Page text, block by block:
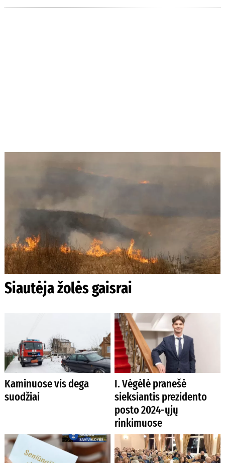
Siautėja žolės gaisrai
Kaminuose vis dega
suodžiai
I. Vėgėlė pranešė
sieksiantis prezidento
posto 2024-ųjų
rinkimuose